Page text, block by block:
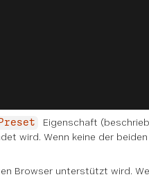
Eigenschaft
wird. Wenn keine der
Browser unterstützt wird.